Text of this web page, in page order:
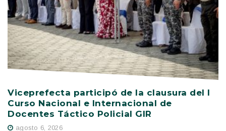
Viceprefecta participó de la clausura del I
Curso Nacional e Internacional de
Docentes Táctico Policial GIR
agosto 6, 2026